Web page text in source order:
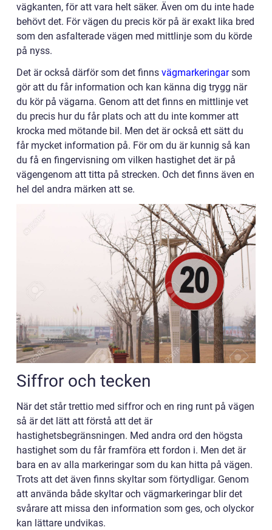
vägkanten, för att vara helt säker. Även om du inte hade
behövt det. För vägen du precis kör på är exakt lika bred
som den asfalterade vägen med mittlinje som du körde
på nyss.
Det är också därför som det finns vägmarkeringarsom
gör att du får information och kan känna dig trygg när
du kör på vägarna. Genom att det finns en mittlinje vet
du precis hur du får plats och att du inte kommer att
krocka med mötande bil. Men det är också ett sätt du
får mycket information på. För om du är kunnig så kan
du få en fingervisning om vilken hastighet det är på
vägengenom att titta på strecken. Och det finns även en
hel del andra märken att se.
Siffror och tecken
När det står trettio med siffror och en ring runt på vägen
så är det lätt att förstå att det är
hastighetsbegränsningen. Med andra ord den högsta
hastighet som du får framföra ett fordon i. Men det är
bara en av alla markeringar som du kan hitta på vägen.
Trots att det även finns skyltar som förtydligar. Genom
att använda både skyltar och vägmarkeringar blir det
svårare att missa den information som ges, och olyckor
kan lättare undvikas.